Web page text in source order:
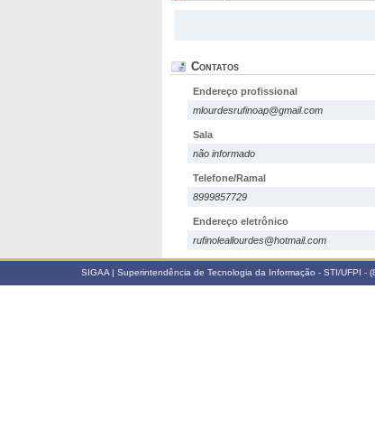
Contatos
Endereço profissional
mlourdesrufinoap@gmail.com
Sala
não informado
Telefone/Ramal
8999857729
Endereço eletrônico
rufinoleallourdes@hotmail.com
SIGAA | Superintendência de Tecnologia da Informação - STI/UFPI -